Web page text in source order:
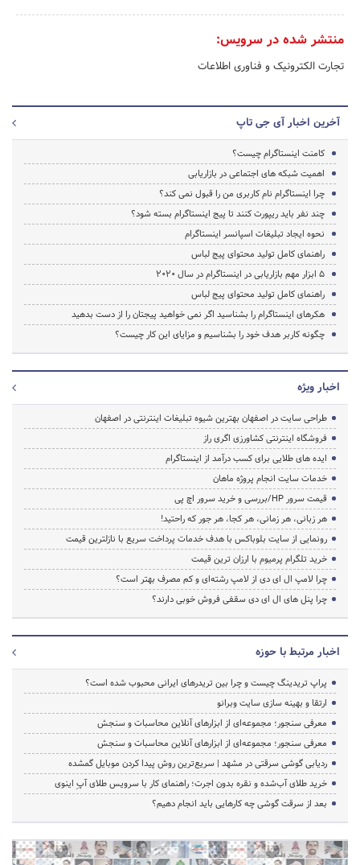
منتشر شده در سرویس:
تجارت الکترونیک و فناوری اطلاعات
آخرین اخبار آی جی تاپ
کامنت اینستاگرام چیست؟
اهمیت شبکه های اجتماعی در بازاریابی
چرا اینستاگرام نام کاربری من را قبول نمی کند؟
چند نفر باید ریپورت کنند تا پیج اینستاگرام بسته شود؟
نحوه ایجاد تبلیغات اسپانسر اینستاگرام
راهنمای کامل تولید محتوای پیج لباس
5 ابزار مهم بازاریابی در اینستاگرام در سال 2020
راهنمای کامل تولید محتوای پیج لباس
هکرهای اینستاگرام را بشناسید اگر نمی خواهید پیجتان را از دست بدهید
چگونه کاربر هدف خود را بشناسیم و مزایای این کار چیست؟
اخبار ویژه
طراحی سایت در اصفهان بهترین شیوه تبلیغات اینترنتی در اصفهان
فروشگاه اینترنتی کشاورزی اگری راز
ایده های طلایی برای کسب درآمد از اینستاگرام
خدمات سایت انجام پروژه ماهان
قیمت سرور HP/بررسی و خرید سرور اچ پی
هر زبانی، هر زمانی، هر کجا، هر جور که راحتید!
رونمایی از سایت بلوباکس با هدف خدمات پرداخت سریع با نازلترین قیمت
خرید تلگرام پرمیوم با ارزان ترین قیمت
چرا لامپ ال ای دی از لامپ رشته‌ای و کم مصرف بهتر است؟
چرا پنل های ال ای دی سقفی فروش خوبی دارند؟
اخبار مرتبط با حوزه
پراپ تریدینگ چیست و چرا بین تریدرهای ایرانی محبوب شده است؟
ارتقا و بهینه سازی سایت وبرانو
معرفی سنجور؛ مجموعه‌ای از ابزارهای آنلاین محاسبات و سنجش
معرفی سنجور؛ مجموعه‌ای از ابزارهای آنلاین محاسبات و سنجش
ردیابی گوشی سرقتی در مشهد | سریع‌ترین روش پیدا کردن موبایل گمشده
خرید طلای آب‌شده و نقره بدون اجرت؛ راهنمای کار با سرویس طلای آپِ اینوی
بعد از سرقت گوشی چه کارهایی باید انجام دهیم؟